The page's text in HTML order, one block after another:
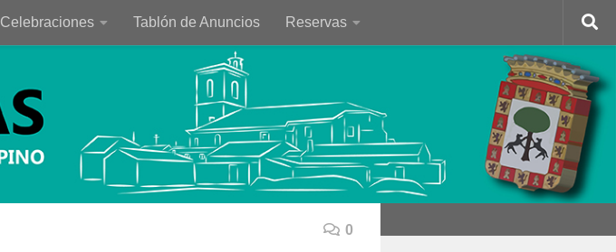
Celebraciones Tablón de Anuncios Reservas
0